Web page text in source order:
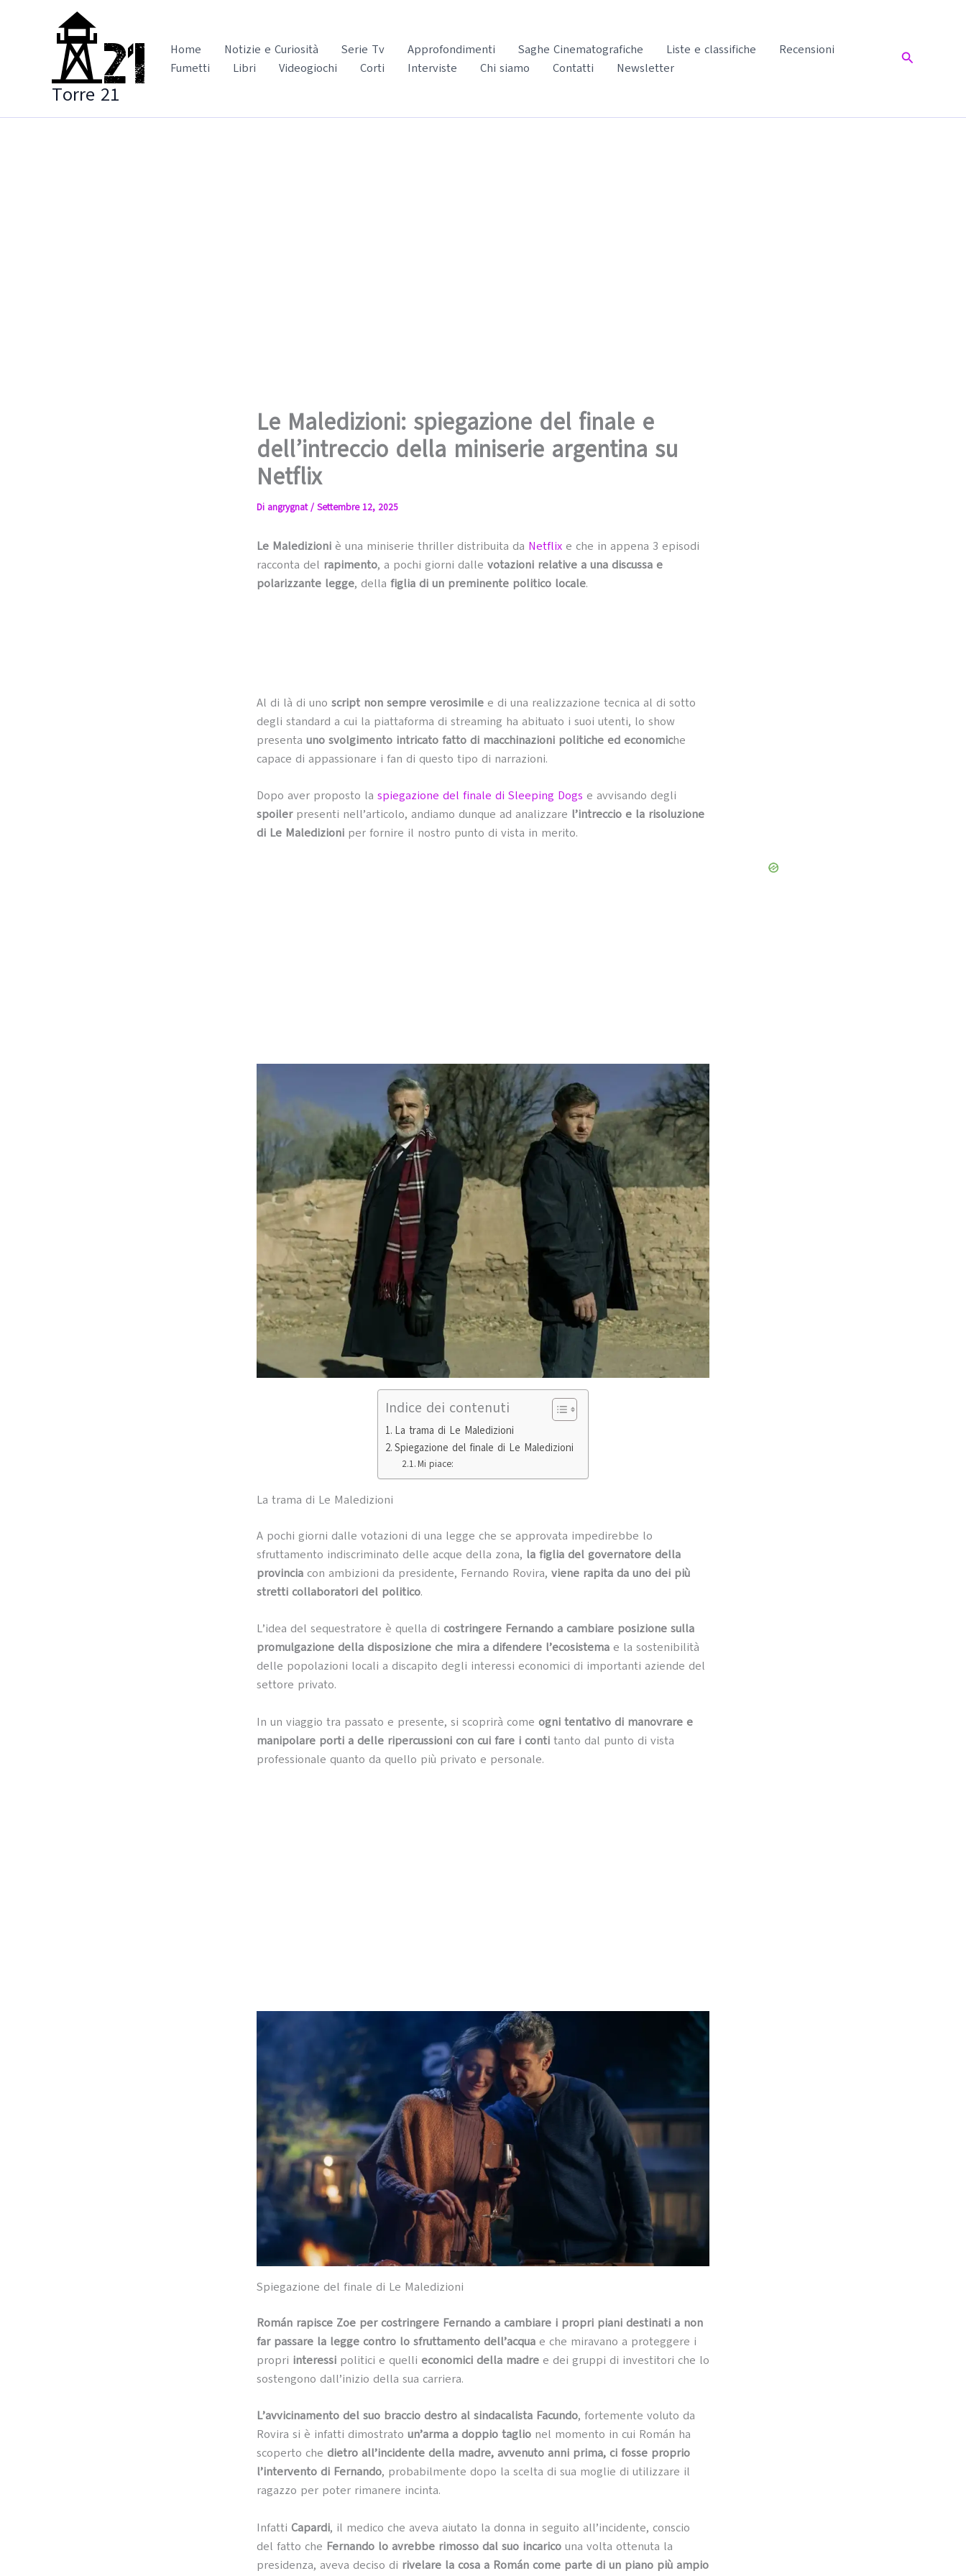
Torre 21
Home Notizie e Curiosità Serie Tv Approfondimenti Saghe Cinematografiche Liste e classifiche
Recensioni
Fumetti
Libri Videogiochi Corti Interviste Chi siamo Contatti Newsletter
Cerca
Le Maledizioni: spiegazione del finale e
dell’intreccio della miniserie argentina su
Netflix
Di angrygnat/ Settembre 12, 2025
Le Maledizioni è una miniserie thriller distribuita da Netflix e che in appena 3 episodi
racconta del rapimento, a pochi giorni dalle votazioni relative a una discussa e
polarizzante legge, della figlia di un preminente politico locale.
Al di là di uno script non sempre verosimile e di una realizzazione tecnica al di sotto
degli standard a cui la piattaforma di streaming ha abituato i suoi utenti, lo show
presenta uno svolgimento intricato fatto di macchinazioni politiche ed economiche
capace di appassionare i fan di questo tipo di narrazioni.
Dopo aver proposto la spiegazione del finale di Sleeping Dogs e avvisando degli
spoilerpresenti nell’articolo, andiamo dunque ad analizzare l’intreccio e la risoluzione
di Le Maledizioni per fornire il nostro punto di vista in merito.
Indice dei contenuti
La trama di Le Maledizioni
Spiegazione del finale di Le Maledizioni
Mi piace:
La trama di Le Maledizioni
A pochi giorni dalle votazioni di una legge che se approvata impedirebbe lo
sfruttamento indiscriminato delle acque della zona, la figlia del governatore della
provincia con ambizioni da presidente, Fernando Rovira, viene rapita da uno dei più
stretti collaboratori del politico.
L’idea del sequestratore è quella di costringere Fernando a cambiare posizione sulla
promulgazione della disposizione che mira a difendere l’ecosistema e la sostenibilità
delle popolazioni locali a discapito degli interessi economici di importanti aziende del
settore privato.
In un viaggio tra passato e presente, si scoprirà come ogni tentativo di manovrare e
manipolare porti a delle ripercussioni con cui fare i conti tanto dal punto di vista
professionale quanto da quello più privato e personale.
Spiegazione del finale di Le Maledizioni
Román rapisce Zoe per costringere Fernando a cambiare i propri piani destinati a non
far passare la legge contro lo sfruttamento dell’acqua e che miravano a proteggere i
propri interessi politici e quelli economici della madre e dei gruppi di investitori che lo
sostengono dall’inizio della sua carriera.
L’avvicinamento del suo braccio destro al sindacalista Facundo, fortemente voluto da
Rovira si è infatti dimostrato un’arma a doppio taglio nel momento in cui Román ha
scoperto che dietro all’incidente della madre, avvenuto anni prima, ci fosse proprio
l’intervento di Fernando, probabilmente dopo la scelta di sua moglie di utilizzare il
ragazzo per poter rimanere incinta.
Infatti Capardi, il medico che aveva aiutato la donna in seguito all’incidente, conscio
del fatto che Fernando lo avrebbe rimosso dal suo incarico una volta ottenuta la
presidenza, aveva deciso di rivelare la cosa a Román come parte di un piano più ampio